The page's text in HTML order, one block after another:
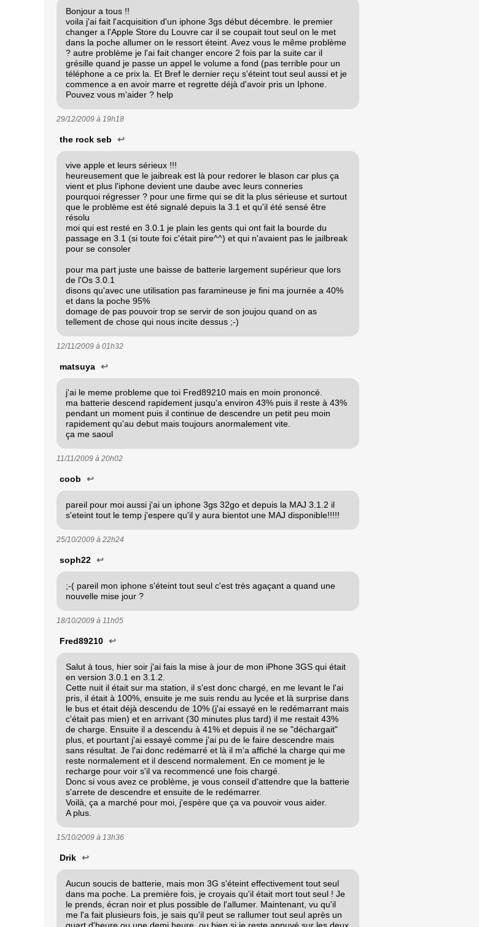
Bonjour a tous !!
voila j'ai fait l'acquisition d'un iphone 3gs début décembre. le premier
changer a l'Apple Store du Louvre car il se coupait tout seul on le met
dans la poche allumer on le ressort éteint. Avez vous le même problème
? autre problème je l'ai fait changer encore 2 fois par la suite car il
grésille quand je passe un appel le volume a fond (pas terrible pour un
téléphone a ce prix la. Et Bref le dernier reçu s'éteint tout seul aussi et je
commence a en avoir marre et regrette déjà d'avoir pris un Iphone.
Pouvez vous m'aider ? help
29/12/2009 à 19h18
the rock seb ↩
vive apple et leurs sérieux !!!
heureusement que le jaibreak est là pour redorer le blason car plus ça
vient et plus l'iphone devient une daube avec leurs conneries
pourquoi régresser ? pour une firme qui se dit la plus sérieuse et surtout
que le problème est été signalé depuis la 3.1 et qu'il été sensé être
résolu
moi qui est resté en 3.0.1 je plain les gents qui ont fait la bourde du
passage en 3.1 (si toute foi c'était pire^^) et qui n'avaient pas le jailbreak
pour se consoler
pour ma part juste une baisse de batterie largement supérieur que lors
de l'Os 3.0.1
disons qu'avec une utilisation pas faramineuse je fini ma journée a 40%
et dans la poche 95%
domage de pas pouvoir trop se servir de son joujou quand on as
tellement de chose qui nous incite dessus ;-)
12/11/2009 à 01h32
matsuya ↩
j'ai le meme probleme que toi Fred89210 mais en moin prononcé.
ma batterie descend rapidement jusqu'a environ 43% puis il reste à 43%
pendant un moment puis il continue de descendre un petit peu moin
rapidement qu'au debut mais toujours anormalement vite.
ça me saoul
11/11/2009 à 20h02
coob ↩
pareil pour moi aussi j'ai un iphone 3gs 32go et depuis la MAJ 3.1.2 il
s'eteint tout le temp j'espere qu'il y aura bientot une MAJ disponible!!!!!
25/10/2009 à 22h24
soph22 ↩
;-( pareil mon iphone s'éteint tout seul c'est très agaçant a quand une
nouvelle mise jour ?
18/10/2009 à 11h05
Fred89210 ↩
Salut à tous, hier soir j'ai fais la mise à jour de mon iPhone 3GS qui était
en version 3.0.1 en 3.1.2.
Cette nuit il était sur ma station, il s'est donc chargé, en me levant le l'ai
pris, il était à 100%, ensuite je me suis rendu au lycée et là surprise dans
le bus et était déjà descendu de 10% (j'ai essayé en le redémarrant mais
c'était pas mien) et en arrivant (30 minutes plus tard) il me restait 43%
de charge. Ensuite il a descendu à 41% et depuis il ne se "déchargait"
plus, et pourtant j'ai essayé comme j'ai pu de le faire descendre mais
sans résultat. Je l'ai donc redémarré et là il m'a affiché la charge qui me
reste normalement et il descend normalement. En ce moment je le
recharge pour voir s'il va recommencé une fois chargé.
Donc si vous avez ce problème, je vous conseil d'attendre que la batterie
s'arrete de descendre et ensuite de le redémarrer.
Voilà, ça a marché pour moi, j'espère que ça va pouvoir vous aider.
A plus.
15/10/2009 à 13h36
Drik ↩
Aucun soucis de batterie, mais mon 3G s'éteint effectivement tout seul
dans ma poche. La première fois, je croyais qu'il était mort tout seul ! Je
le prends, écran noir et plus possible de l'allumer. Maintenant, vu qu'il
me l'a fait plusieurs fois, je sais qu'il peut se rallumer tout seul après un
quart d'heure ou une demi heure, ou bien si je reste appuyé sur les deux